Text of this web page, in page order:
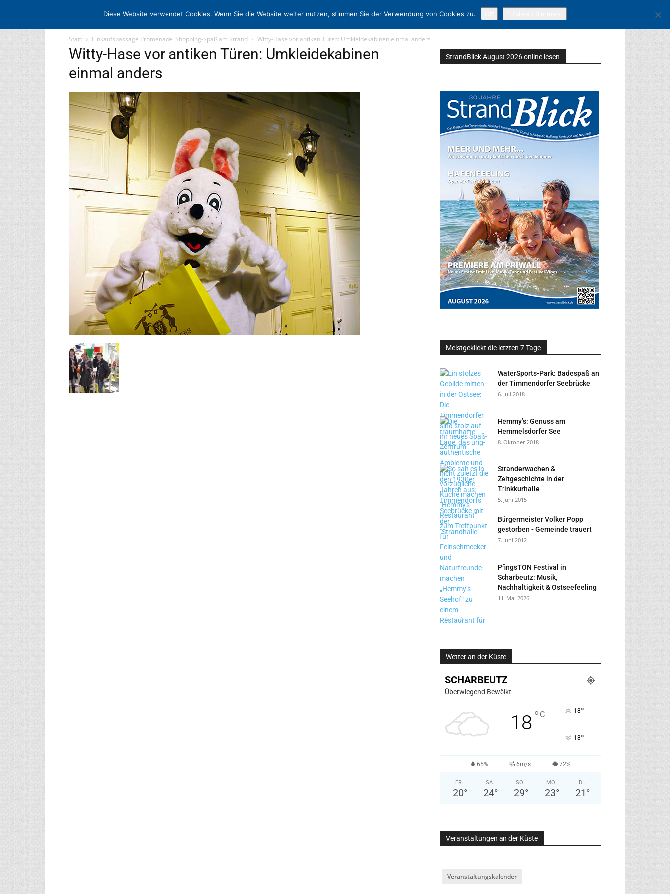
STARTSEITE ARCHIV MEDIADATEN KONTAKT
Start Einkaufspassage Promenade: Shopping-Spaß am Strand Witty-Hase vor antiken Türen: Umkleidekabinen einmal anders
Witty-Hase vor antiken Türen: Umkleidekabinen
einmal anders
StrandBlick August 2026 online lesen
Meistgeklickt die letzten 7 Tage
WaterSports-Park: Badespaß an
der Timmendorfer Seebrücke
6. Juli 2018
Hemmy’s: Genuss am
Hemmelsdorfer See
8. Oktober 2018
Stranderwachen &
Zeitgeschichte in der
Trinkkurhalle
5. Juni 2015
Bürgermeister Volker Popp
gestorben - Gemeinde trauert
7. Juni 2012
PfingsTON Festival in
Scharbeutz: Musik,
Nachhaltigkeit & Ostseefeeling
11. Mai 2026
Wetter an der Küste
SCHARBEUTZ
Überwiegend Bewölkt
18°C 18°
18°
65% 6m/s 72%
FR.
20°
SA.
24°
SO.
29°
MO.
23°
DI.
21 °
Veranstaltungen an der Küste
Veranstaltungskalender
Diese Website verwendet Cookies. Wenn Sie die Website weiter nutzen, stimmen Sie der Verwendung von Cookies zu.